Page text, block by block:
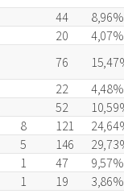
44
8,96%
20
4,07%
76
22
4,48%
52
8 121
5 146
1 47
9,57%
1 19
3,86%